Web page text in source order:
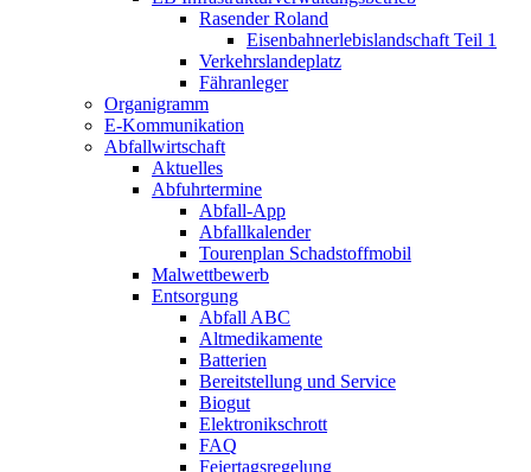
Rasender Roland
Eisenbahnerlebis­landschaft Teil 1
Verkehrslandeplatz
Fähranleger
Organigramm
E-Kommunikation
Abfallwirtschaft
Aktuelles
Abfuhrtermine
Abfall-App
Abfallkalender
Tourenplan Schadstoffmobil
Malwettbewerb
Entsorgung
Abfall ABC
Altmedikamente
Batterien
Bereitstellung und Service
Biogut
Elektronikschrott
FAQ
Feiertagsregelung